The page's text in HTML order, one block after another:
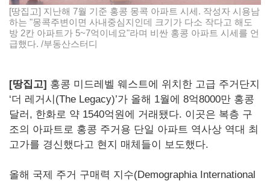
[땅집고] 지난해 7월 기준 홍콩 몽콕 아파트 시세. 작성자 시용남
하는 "몽콕주변이면 사내중심지인데 크기가 다소 작다고 해도
방 2칸 아파트가 5~7억이네요"라며 비싼 홍콩 아파트 시세를 언
급했다. /부동산스터디
[땅집고] 홍콩 미드레벨 웨스트에 위치한 고급 주거단지
‘더 레거시(The Legacy)’가 올해 1월에 8억8000만 홍콩
달러, 한화로 약 1540억원에 거래됐다. 이곳은 복층 구
조의 아파트로 홍콩 주거용 단일 아파트 역사상 역대 최
고가를 경신했다고 현지 매체들이 보도했다.
올해 국제 주거 구매력 지수(Demographia International